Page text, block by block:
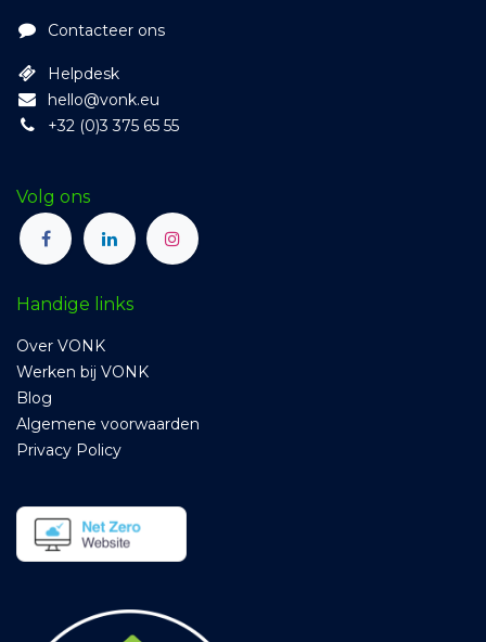
Contacteer ons
Helpdesk
hello@vonk.eu
+32 (0)3 375 65 55
Volg ons
Handige links
Over VONK
Werken bij VONK
Blog
Algemene voorwaarden
Privacy Policy